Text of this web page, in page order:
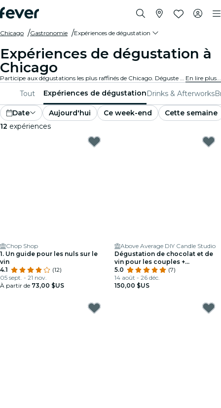
Chicago Gastronomie Expériences de dégustation
Expériences de dégustation à
Chicago
Participe aux dégustations les plus raffinés de Chicago. Déguste des vins, des bières artisanales et des plats gastronomiques tout en apprenant des experts. En lire plus...
Tout Expériences de dégustationDrinks & Afterworks
Date Aujourd'hui Ce week-end
Cette semaine
12 expériences
Chop Shop
1. Un guide pour les nuls sur le
vin
4.1
(12)
05 sept. - 21 nov.
À partir de 73,00 $US
Above Average DIY Candle Studio
Dégustation de chocolat et de
vin pour les couples +
Fabrication de bougies
5.0
(7)
14 août - 26 déc.
150,00 $US